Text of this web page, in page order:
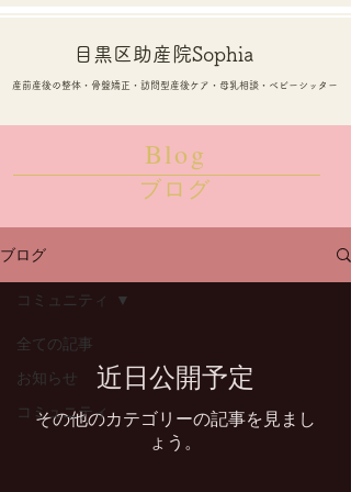
目黒区​​助産院Sophia
産前産後の整体・骨盤矯正・訪問型産後ケア・母乳相談・ベビーシッター
Blog
​ブログ
ブログ
全ての記事
お知らせ
コミュニティ
コミュニティ
近日公開予定
その他のカテゴリーの記事を見まし
ょう。